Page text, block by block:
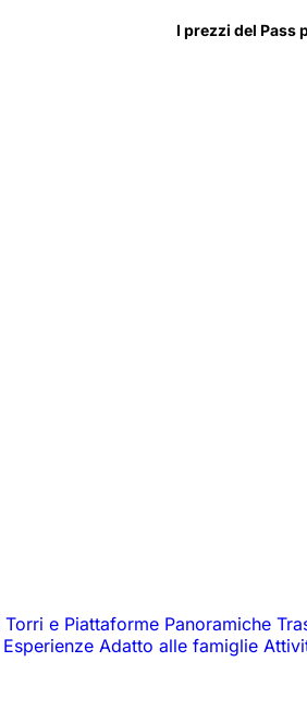
I prezzi del Pass
Torri e Piattaforme Panoramiche
Esperienze Adatto alle famiglie